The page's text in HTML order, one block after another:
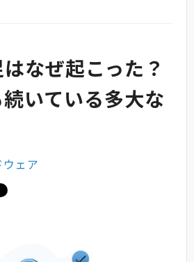
なぜ起こった？
いている多大な
ェア